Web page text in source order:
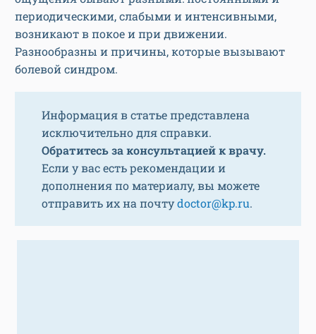
периодическими, слабыми и интенсивными,
возникают в покое и при движении.
Разнообразны и причины, которые вызывают
болевой синдром.
Информация в статье представлена
исключительно для справки.
Обратитесь за консультацией к врачу.
Если у вас есть рекомендации и
дополнения по материалу, вы можете
отправить их на почтуdoctor@kp.ru.